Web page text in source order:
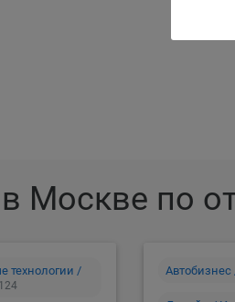
Москве по
технологии /
Автобизнес